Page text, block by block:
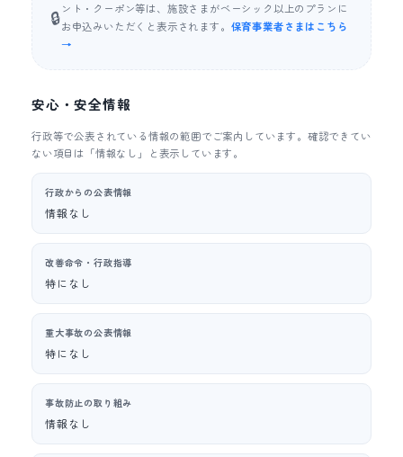
🔒ント・クーポン等は、施設さまがベーシック以上のプランに
お申込みいただくと表示されます。 保育事業者さまはこちら
→
安心・安全情報
行政等で公表されている情報の範囲でご案内しています。確認できてい
ない項目は「情報なし」と表示しています。
行政からの公表情報
情報なし
改善命令・行政指導
特になし
重大事故の公表情報
特になし
事故防止の取り組み
情報なし